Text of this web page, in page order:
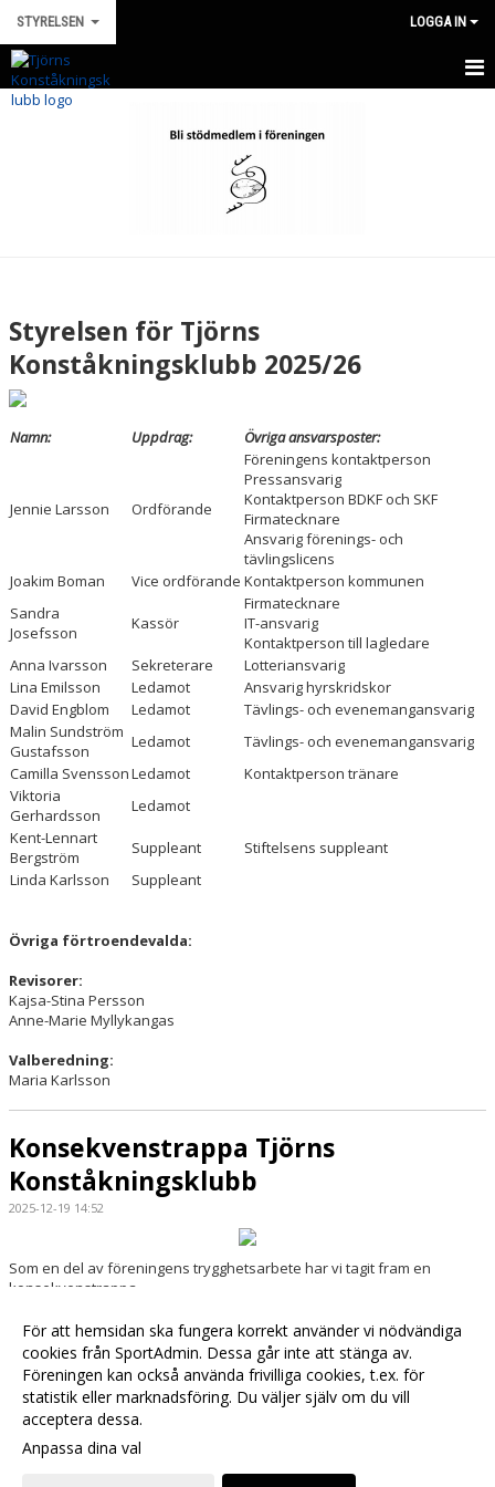
STYRELSEN LOGGA IN
HEM
DOKUMENT
KONTAKT
Styrelsen för Tjörns
Konståkningsklubb 2025/26
Namn: Uppdrag: Övriga ansvarsposter:
Jennie Larsson Ordförande
Föreningens kontaktperson
Pressansvarig
Kontaktperson BDKF och SKF
Firmatecknare
Ansvarig förenings- och
tävlingslicens
Joakim Boman
Vice ordförande Kontaktperson kommunen
Sandra
Josefsson
Kassör
Firmatecknare
IT-ansvarig
Kontaktperson till lagledare
Anna Ivarsson
Sekreterare
Lotteriansvarig
Lina Emilsson
Ledamot
Ansvarig hyrskridskor
David Engblom
Ledamot
Tävlings- och evenemangansvarig
Malin Sundström
Gustafsson
Ledamot
Tävlings- och evenemangansvarig
Camilla SvenssonLedamot
Kontaktperson tränare
Viktoria
Gerhardsson
Ledamot
Kent-Lennart
Bergström
Suppleant
Stiftelsens suppleant
Linda Karlsson
Suppleant
Övriga förtroendevalda:
Revisorer:
Kajsa-Stina Persson
Anne-Marie Myllykangas
Valberedning:
Maria Karlsson
Konsekvenstrappa Tjörns
Konståkningsklubb
2025-12-19 14:52
Som en del av föreningens trygghetsarbete har vi tagit fram en
konsekvenstrappa.
Trygghetsansvarig i Tjörns Konståkningsklubb
Camilla Svensson
Trygghetsteam.tkk@gmail.com
För att hemsidan ska fungera korrekt använder vi nödvändiga
cookies från SportAdmin. Dessa går inte att stänga av.
Föreningen kan också använda frivilliga cookies, t.ex. för
statistik eller marknadsföring. Du väljer själv om du vill
acceptera dessa.
Anpassa dina val